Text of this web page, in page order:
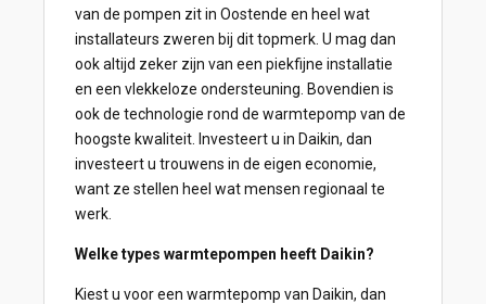
van de pompen zit in Oostende en heel wat
installateurs zweren bij dit topmerk. U mag dan
ook altijd zeker zijn van een piekfijne installatie
en een vlekkeloze ondersteuning. Bovendien is
ook de technologie rond de warmtepomp van de
hoogste kwaliteit. Investeert u in Daikin, dan
investeert u trouwens in de eigen economie,
want ze stellen heel wat mensen regionaal te
werk.
Welke types warmtepompen heeft Daikin?
Kiest u voor een warmtepomp van Daikin, dan